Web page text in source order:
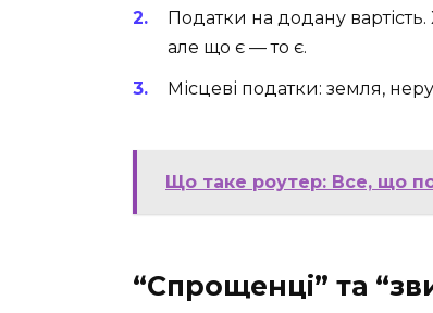
Податки на додану
але що є — то є.
Місцеві податки: земля,
Що таке роутер: Все, що
“Спрощенці” та